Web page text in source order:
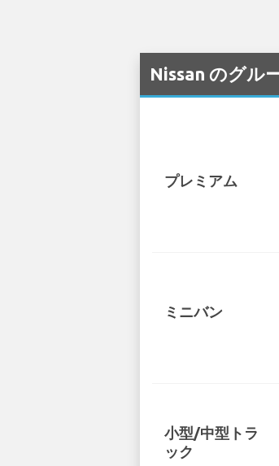
Nissan のグル
プレミアム
ミニバン
小型/中型トラ
ック